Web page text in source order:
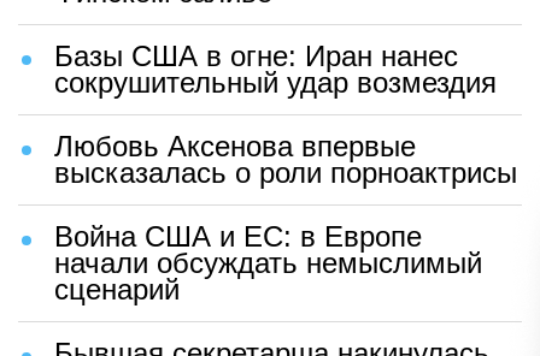
Базы США в огне: Иран нанес
сокрушительный удар возмездия
Любовь Аксенова впервые
высказалась о роли порноактрисы
Война США и ЕС: в Европе
начали обсуждать немыслимый
сценарий